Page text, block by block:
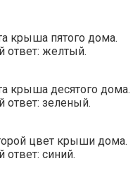
крыша пятого дома.
ответ: желтый.
крыша десятого дома.
ответ: зеленый.
цвет крыши дома.
ответ: синий.